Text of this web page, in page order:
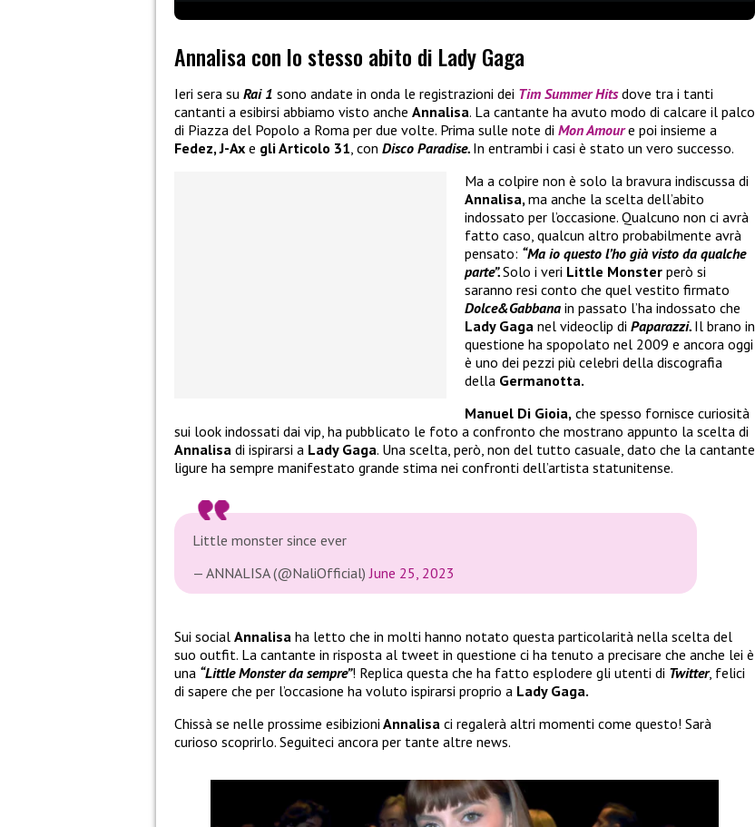
Annalisa con lo stesso abito di Lady Gaga
Ieri sera su Rai 1 sono andate in onda le registrazioni dei Tim Summer Hits dove tra i tanti
cantanti a esibirsi abbiamo visto anche Annalisa. La cantante ha avuto modo di calcare il palco
di Piazza del Popolo a Roma per due volte. Prima sulle note di Mon Amour e poi insieme a
Fedez, J-Ax e gli Articolo 31, con Disco Paradise. In entrambi i casi è stato un vero successo.
Ma a colpire non è solo la bravura indiscussa di
Annalisa,ma anche la scelta dell’abito
indossato per l’occasione. Qualcuno non ci avrà
fatto caso, qualcun altro probabilmente avrà
pensato: “Ma io questo l’ho già visto da qualche
parte”.Solo i veri Little Monster però si
saranno resi conto che quel vestito firmato
Dolce&Gabbana in passato l’ha indossato che
Lady Gaga nel videoclip di Paparazzi. Il brano in
questione ha spopolato nel 2009 e ancora oggi
è uno dei pezzi più celebri della discografia
della Germanotta.
Manuel Di Gioia, che spesso fornisce curiosità
sui look indossati dai vip, ha pubblicato le foto a confronto che mostrano appunto la scelta di
Annalisa di ispirarsi a Lady Gaga. Una scelta, però, non del tutto casuale, dato che la cantante
ligure ha sempre manifestato grande stima nei confronti dell’artista statunitense.
Little monster since ever
— ANNALISA (@NaliOfficial)June 25, 2023
Sui social Annalisa ha letto che in molti hanno notato questa particolarità nella scelta del
suo outfit. La cantante in risposta al tweet in questione ci ha tenuto a precisare che anche lei è
una “Little Monster da sempre”! Replica questa che ha fatto esplodere gli utenti di Twitter, felici
di sapere che per l’occasione ha voluto ispirarsi proprio a Lady Gaga.
Chissà se nelle prossime esibizioni Annalisa ci regalerà altri momenti come questo! Sarà
curioso scoprirlo. Seguiteci ancora per tante altre news.